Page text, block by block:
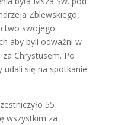
Zblewskiego,
swojego
aby byli odważni w
Chrystusem. Po
udali się na spotkanie
55
wszystkim za